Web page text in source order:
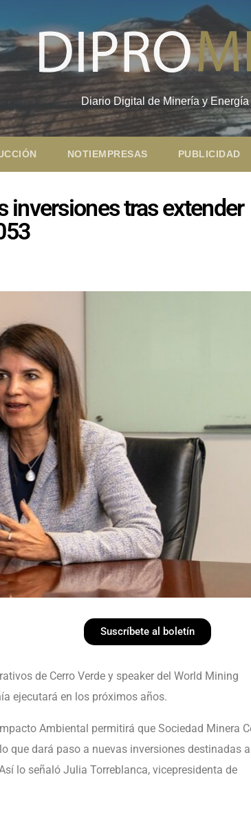
Diario Digital de Minería y Energía
NOTIEMPRESAS PUBLICIDAD
inversiones tras extender
Suscríbete al boletín
de Cerro Verde y speaker del World Mining
ejecutará en los próximos años.
Ambiental permitirá que Sociedad Minera
que dará paso a nuevas inversiones destinadas a
lo señaló Julia Torreblanca, vicepresidenta de